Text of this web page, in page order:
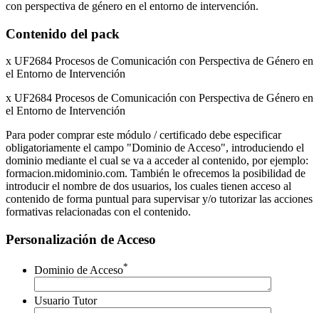
con perspectiva de género en el entorno de intervención.
Contenido del pack
x UF2684 Procesos de Comunicación con Perspectiva de Género en
el Entorno de Intervención
x UF2684 Procesos de Comunicación con Perspectiva de Género en
el Entorno de Intervención
Para poder comprar este módulo / certificado debe especificar
obligatoriamente el campo "Dominio de Acceso", introduciendo el
dominio mediante el cual se va a acceder al contenido, por ejemplo:
formacion.midominio.com. También le ofrecemos la posibilidad de
introducir el nombre de dos usuarios, los cuales tienen acceso al
contenido de forma puntual para supervisar y/o tutorizar las acciones
formativas relacionadas con el contenido.
Personalización de Acceso
Dominio de Acceso*
Usuario Tutor